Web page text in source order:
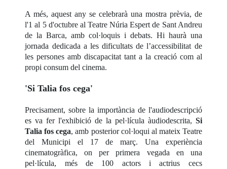
A més, aquest any se celebrarà una mostra prèvia, de
l'1 al 5 d'octubre al Teatre Núria Espert de Sant Andreu
de la Barca, amb col·loquis i debats. Hi haurà una
jornada dedicada a les dificultats de l’accessibilitat de
les persones amb discapacitat tant a la creació com al
propi consum del cinema.
'Si Talia fos cega'
Precisament, sobre la importància de l'audiodescripció
es va fer l'exhibició de la pel·lícula àudiodescrita, Si
Talia fos cega, amb posterior col·loqui al mateix Teatre
del Municipi el 17 de març. Una experiència
cinematogràfica, on per primera vegada en una
pel·lícula, més de 100 actors i actrius cecs